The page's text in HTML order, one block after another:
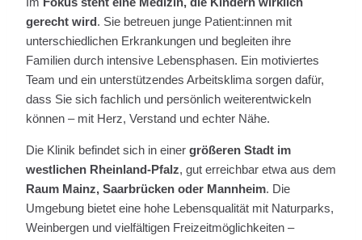
gerecht wird. Sie betreuen junge Patient:innen mit
unterschiedlichen Erkrankungen und begleiten ihre
Familien durch intensive Lebensphasen. Ein motiviertes
Team und ein unterstützendes Arbeitsklima sorgen dafür,
dass Sie sich fachlich und persönlich weiterentwickeln
können – mit Herz, Verstand und echter Nähe.
Die Klinik befindet sich in einer größeren Stadt im
westlichen Rheinland-Pfalz, gut erreichbar etwa aus dem
Raum Mainz, Saarbrücken oder Mannheim. Die
Umgebung bietet eine hohe Lebensqualität mit Naturparks,
Weinbergen und vielfältigen Freizeitmöglichkeiten –